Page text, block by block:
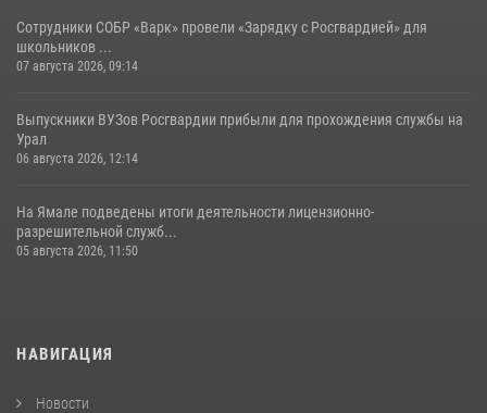
Сотрудники СОБР «Варк» провели «Зарядку с Росгвардией» для
школьников ...
07 августа 2026, 09:14
Выпускники ВУЗов Росгвардии прибыли для прохождения службы на
Урал
06 августа 2026, 12:14
На Ямале подведены итоги деятельности лицензионно-
разрешительной служб...
05 августа 2026, 11:50
НАВИГАЦИЯ
Новости